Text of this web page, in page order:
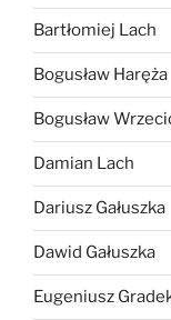
Bartłomiej Lach
Bogusław Haręża
Bogusław
Damian Lach
Dariusz Gałuszka
Dawid Gałuszka
Eugeniusz